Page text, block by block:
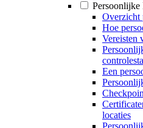
Persoonlijke
Overzicht
Hoe
Vereisten
Een
locaties